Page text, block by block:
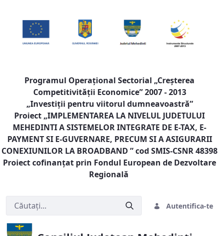
Programul Operaţional Sectorial „Creşterea
Competitivităţii Economice” 2007 - 2013
„Investiţii pentru viitorul dumneavoastră”
Proiect „IMPLEMENTAREA LA NIVELUL JUDETULUI
MEHEDINTI A SISTEMELOR INTEGRATE DE E-TAX, E-
PAYMENT SI E-GUVERNARE, PRECUM SI A ASIGURARII
CONEXIUNILOR LA BROADBAND ” cod SMIS-CSNR 48398
Proiect cofinanţat prin Fondul European de Dezvoltare
Regională
Autentifica-te